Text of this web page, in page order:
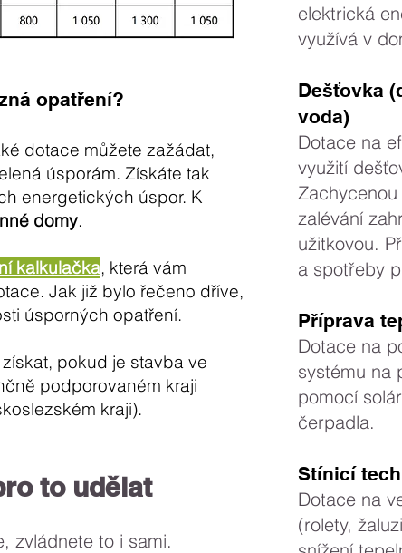
opatření?
dotace můžete zažádat,
úsporám. Získáte tak
energetických úspor. K
domy.
kalkulačka, která vám
Jak již bylo řečeno dříve,
úsporných opatření.
pokud je stavba ve
podporovaném kraji
kraji).
to udělat
zvládnete to i sami.
elektrická
využívá v
Dešťovka
voda)
Dotace na
využití
zalévání
užitkovou.
a spotřeby
Příprava
Dotace na
systému na
pomocí
čerpadla.
Stínicí
Dotace na
(rolety,